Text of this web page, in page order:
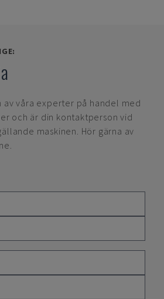
av våra experter på handel med
och är din kontaktperson vid
maskinen. Hör gärna av